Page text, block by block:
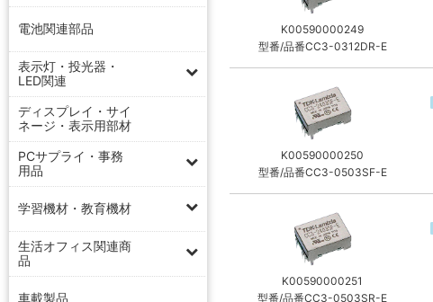
電池関連部品
表示灯・投光器・
LED関連
ディスプレイ・サイ
ネージ・表示用部材
PCサプライ・事務
用品
学習機材・教育機材
生活オフィス関連商
品
車載製品
K00590000249
型番/品番CC3-0312DR-E
K00590000250
型番/品番CC3-0503SF-E
K00590000251
型番/品番CC3-0503SR-E